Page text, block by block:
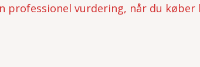
professionel vurdering, når du køber